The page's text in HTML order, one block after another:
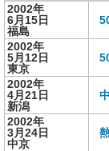
2002年
6月15日
福島
2002年
5月12日
東京
2002年
4月21日
新潟
2002年
3月24日
中京